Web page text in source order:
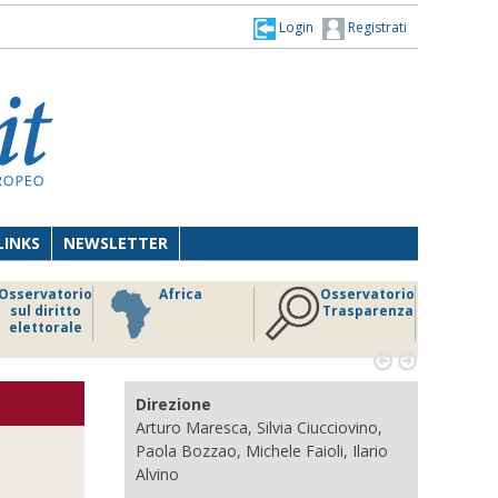
Registrati
Login
NEWSLETTER
sul diritto
elettorale
Africa
Osservatorio
Trasparenza
 
Direzione
Arturo Maresca, Silvia Ciucciovino,
Paola Bozzao, Michele Faioli, Ilario
Alvino